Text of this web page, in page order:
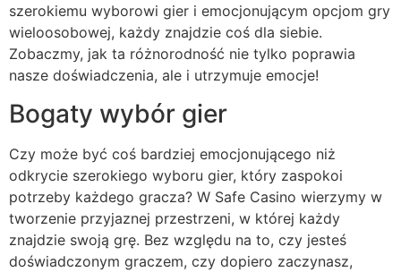
szerokiemu wyborowi gier i emocjonującym opcjom gry
wieloosobowej, każdy znajdzie coś dla siebie.
Zobaczmy, jak ta różnorodność nie tylko poprawia
nasze doświadczenia, ale i utrzymuje emocje!
Bogaty wybór gier
Czy może być coś bardziej emocjonującego niż
odkrycie szerokiego wyboru gier, który zaspokoi
potrzeby każdego gracza? W Safe Casino wierzymy w
tworzenie przyjaznej przestrzeni, w której każdy
znajdzie swoją grę. Bez względu na to, czy jesteś
doświadczonym graczem, czy dopiero zaczynasz,